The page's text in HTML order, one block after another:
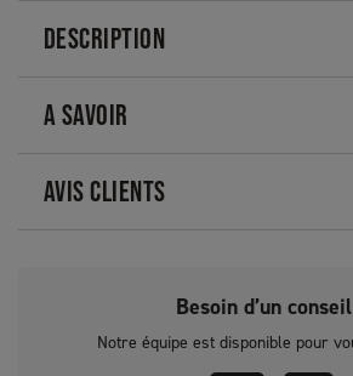
DESCRIPTION
A SAVOIR
AVIS CLIENTS
Besoin d’un
Notre équipe est disponible pour